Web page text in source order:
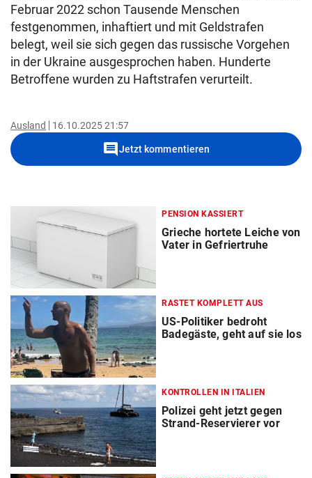
Februar 2022 schon Tausende Menschen
festgenommen, inhaftiert und mit Geldstrafen
belegt, weil sie sich gegen das russische Vorgehen
in der Ukraine ausgesprochen haben. Hunderte
Betroffene wurden zu Haftstrafen verurteilt.
Ausland 16.10.2025 21:57
commentJetzt kommentieren
PENSION KASSIERT
Grieche hortete Leiche von
Vater in Gefriertruhe
RASTET KOMPLETT AUS
US-Politiker bedroht
Badegäste, geht auf sie los
KONTROLLEN IN ITALIEN
Polizei geht jetzt gegen
Strand-Reservierer vor